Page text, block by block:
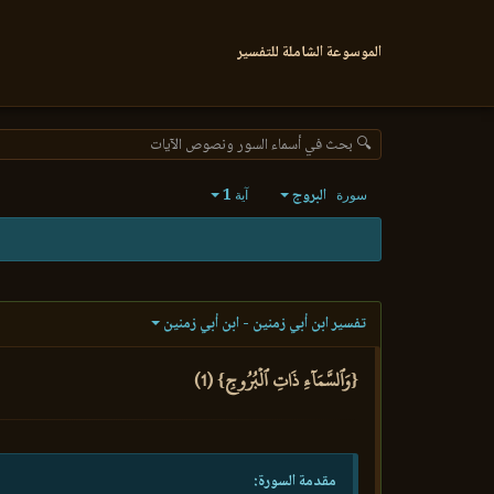
الموسوعة الشاملة للتفسير
🔍 بحث في أسماء السور ونصوص الآيات
سورة البروج آية 1
تفسير ابن أبي زمنين - ابن أبي زمنين
{وَٱلسَّمَآءِ ذَاتِ ٱلۡبُرُوجِ} (1)
مقدمة السورة: